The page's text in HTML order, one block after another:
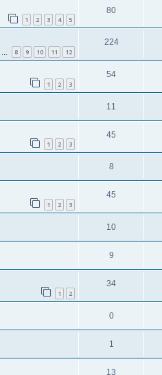
1 2 3 4 5
80
8 9 10 11 12
224
1 2 3
54
11
1 2 3
45
8
1 2 3
45
10
9
1 2
34
0
1
13